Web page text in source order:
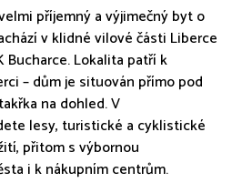
příjemný a výjimečný byt o
v klidné vilové části Liberce
Bucharce. Lokalita patří k
– dům je situován přímo pod
na dohled. V
lesy, turistické a cyklistické
přitom s výbornou
i k nákupním centrům.